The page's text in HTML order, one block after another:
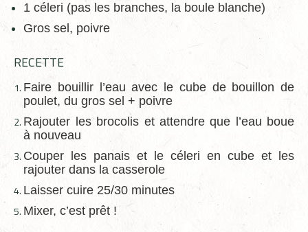
1 céleri (pas les branches, la boule blanche)
Gros sel, poivre
RECETTE
Faire bouillir l’eau avec le cube de bouillon de
poulet, du gros sel + poivre
Rajouter les brocolis et attendre que l’eau boue
à nouveau
Couper les panais et le céleri en cube et les
rajouter dans la casserole
Laisser cuire 25/30 minutes
Mixer, c’est prêt !